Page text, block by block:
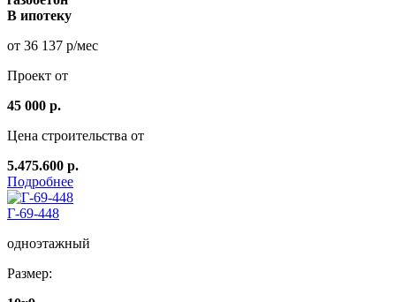
В ипотеку
от 36 137 р/мес
Проект от
45 000 р.
Цена строительства от
5.475.600 р.
Подробнее
Г-69-448
одноэтажный
Размер: